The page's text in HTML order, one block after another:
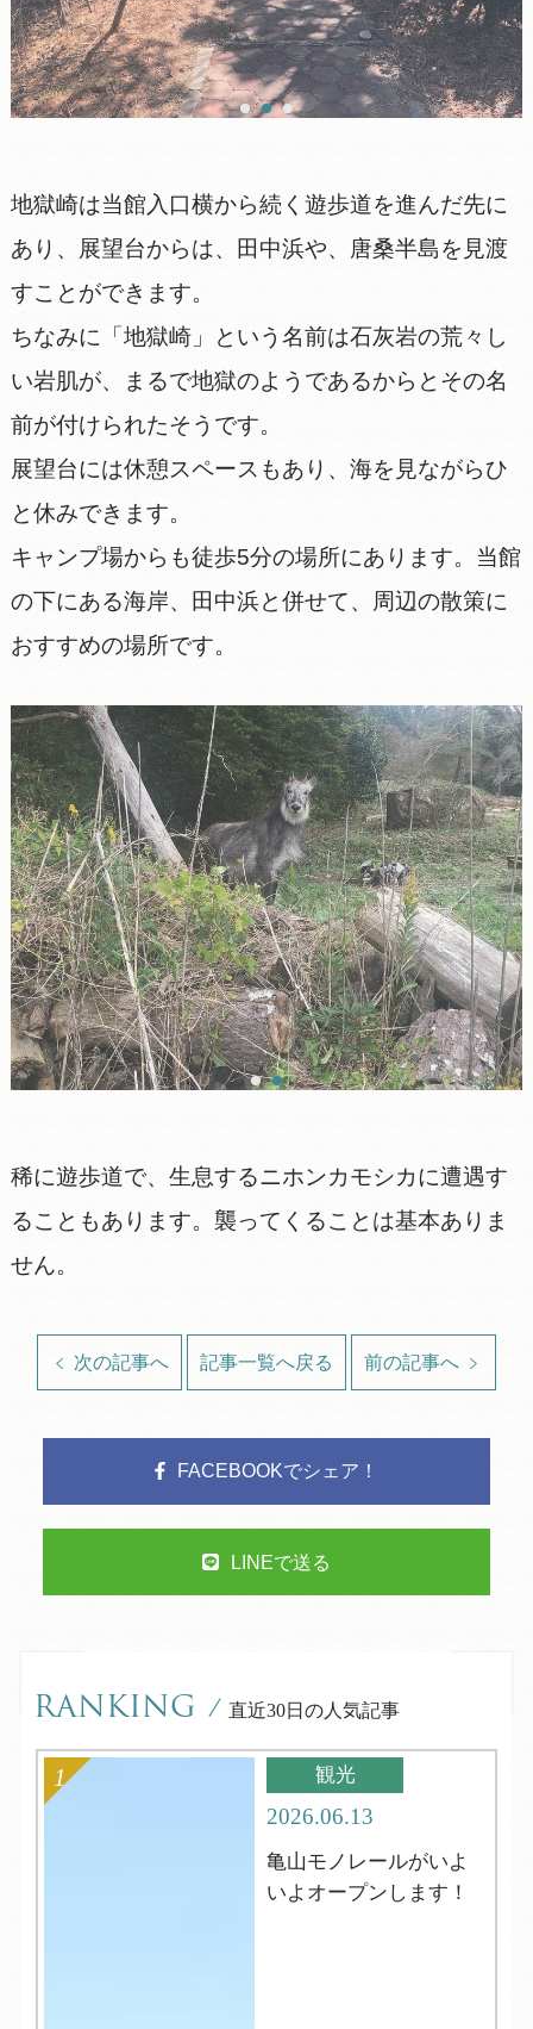
地獄崎は当館入口横から続く遊歩道を進んだ先に
あり、展望台からは、田中浜や、唐桑半島を見渡
すことができます。
ちなみに「地獄崎」という名前は石灰岩の荒々し
い岩肌が、まるで地獄のようであるからとその名
前が付けられたそうです。
展望台には休憩スペースもあり、海を見ながらひ
と休みできます。
キャンプ場からも徒歩5分の場所にあります。当館
の下にある海岸、田中浜と併せて、周辺の散策に
おすすめの場所です。
稀に遊歩道で、生息するニホンカモシカに遭遇す
ることもあります。襲ってくることは基本ありま
せん。
次の記事へ 記事一覧へ戻る 前の記事へ
FACEBOOKでシェア！
LINEで送る
RANKING / 直近30日の人気記事
観光
2026.06.13
亀山モノレールがいよ
いよオープンします！